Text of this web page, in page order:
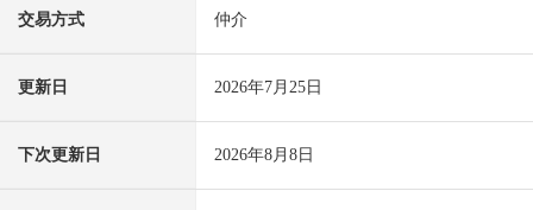
交易方式 仲介
更新日 2026年7月25日
下次更新日 2026年8月8日